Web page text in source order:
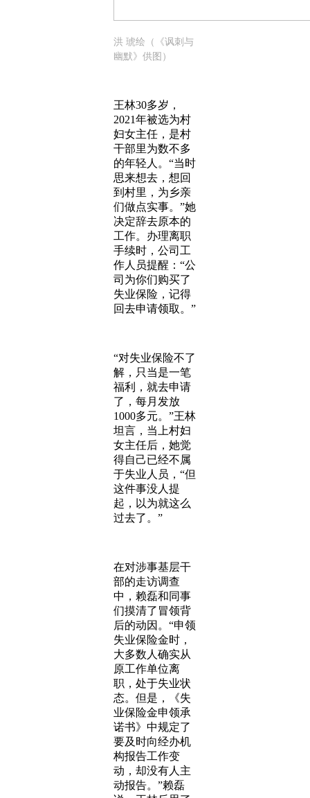
洪 琥绘（《讽刺与
幽默》供图）
王林30多岁，
2021年被选为村
妇女主任，是村
干部里为数不多
的年轻人。“当时
思来想去，想回
到村里，为乡亲
们做点实事。”她
决定辞去原本的
工作。办理离职
手续时，公司工
作人员提醒：“公
司为你们购买了
失业保险，记得
回去申请领取。”
“对失业保险不了
解，只当是一笔
福利，就去申请
了，每月发放
1000多元。”王林
坦言，当上村妇
女主任后，她觉
得自己已经不属
于失业人员，“但
这件事没人提
起，以为就这么
过去了。”
在对涉事基层干
部的走访调查
中，赖磊和同事
们摸清了冒领背
后的动因。“申领
失业保险金时，
大多数人确实从
原工作单位离
职，处于失业状
态。但是，《失
业保险金申领承
诺书》中规定了
要及时向经办机
构报告工作变
动，却没有人主
动报告。”赖磊